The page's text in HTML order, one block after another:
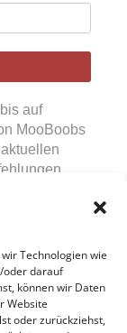
Technologien wie
oder darauf
können wir Daten
Website
oder zurückziehst,
auf
MooBoobs
den in den
die
zu